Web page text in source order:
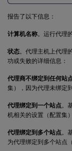
报告了以下信息：
计算机名称。运行代理
状态。代理主机上代理
功或失败的详细信息：
代理商不绑定到任何站
集），因为代理未绑定
代理绑定到一个站点。
机相关的设置（配置集）
代理绑定到多个站点。
为代理绑定到多个站点